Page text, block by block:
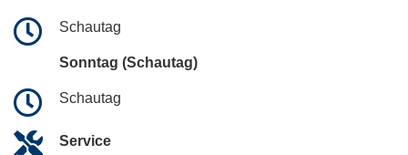
Schautag
Sonntag (Schautag)
Schautag
Service